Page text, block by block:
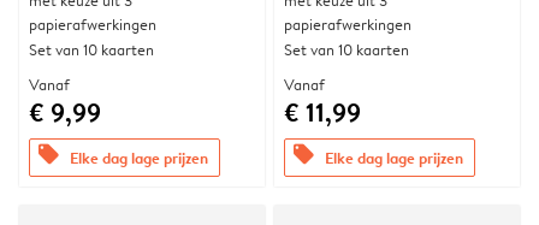
papierafwerkingen
Set van 10 kaarten
Vanaf
€ 9,99
offers Elke dag lage prijzen
papierafwerkingen
Set van 10 kaarten
Vanaf
€ 11,99
offers Elke dag lage prijzen